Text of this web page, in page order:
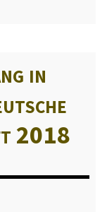
in
2018